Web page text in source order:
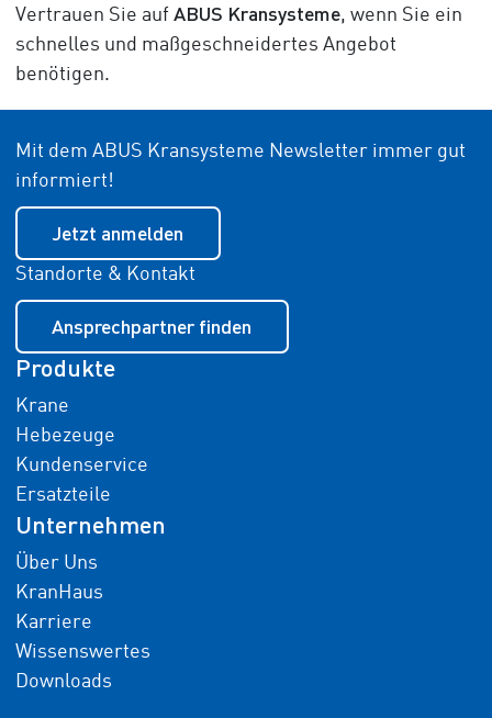
Vertrauen Sie auf ABUS Kransysteme, wenn Sie ein
schnelles und maßgeschneidertes Angebot
benötigen.
Mit dem ABUS Kransysteme Newsletter immer gut
informiert!
Jetzt anmelden
Standorte & Kontakt
Ansprechpartner finden
Produkte
Krane
Hebezeuge
Kundenservice
Ersatzteile
Unternehmen
Über Uns
KranHaus
Karriere
Wissenswertes
Downloads